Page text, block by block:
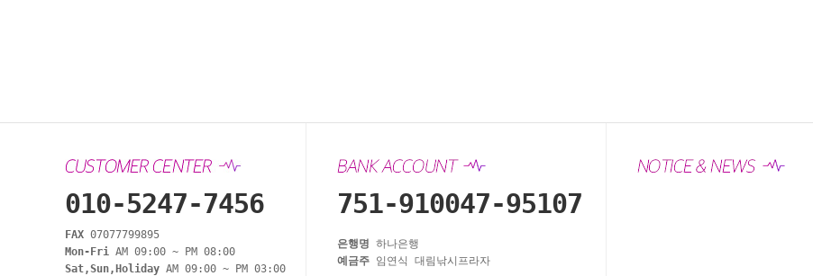
010-5247-7456
FAX 07077799895
Mon-Fri AM 09:00 ~ PM 08:00
Sat,Sun,Holiday AM 09:00 ~ PM 03:00
751-910047-95107
은행명 하나은행
예금주 임연식 대림낚시프라자